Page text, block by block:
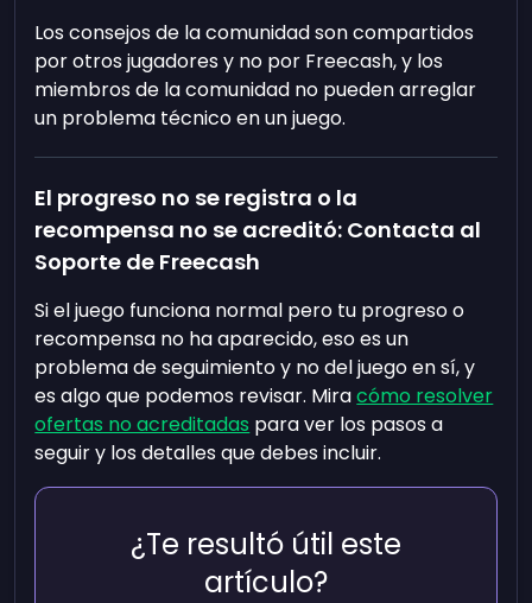
Los consejos de la comunidad son compartidos
por otros jugadores y no por Freecash, y los
miembros de la comunidad no pueden arreglar
un problema técnico en un juego.
El progreso no se registra o la
recompensa no se acreditó: Contacta al
Soporte de Freecash
Si el juego funciona normal pero tu progreso o
recompensa no ha aparecido, eso es un
problema de seguimiento y no del juego en sí, y
es algo que podemos revisar. Miracómo resolver
ofertas no acreditadas para ver los pasos a
seguir y los detalles que debes incluir.
¿Te resultó útil este
artículo?